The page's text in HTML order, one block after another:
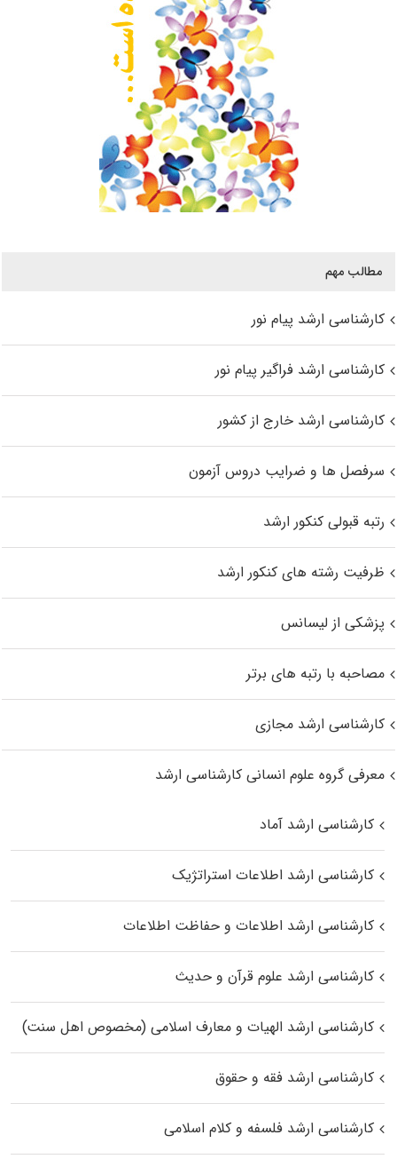
مطالب مهم
کارشناسی ارشد پیام نور
کارشناسی ارشد فراگیر پیام نور
کارشناسی ارشد خارج از کشور
سرفصل ها و ضرایب دروس آزمون
رتبه قبولی کنکور ارشد
ظرفیت رشته های کنکور ارشد
پزشکی از لیسانس
مصاحبه با رتبه های برتر
کارشناسی ارشد مجازی
معرفی گروه علوم انسانی کارشناسی ارشد
کارشناسی ارشد آماد
کارشناسی ارشد اطلاعات استراتژیک
کارشناسی ارشد اطلاعات و حفاظت اطلاعات
کارشناسی ارشد علوم قرآن و حدیث
کارشناسی ارشد الهیات و معارف اسلامی (مخصوص اهل سنت)
کارشناسی ارشد فقه و حقوق
کارشناسی ارشد فلسفه و کلام اسلامی